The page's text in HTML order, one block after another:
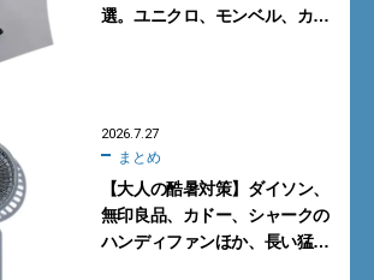
選。ユニクロ、モンベル、カリ
2026.7.27
まとめ
【大人の酷暑対策】ダイソン、
無印良品、カドー、シャークの
ハンディファンほか、長い猛暑